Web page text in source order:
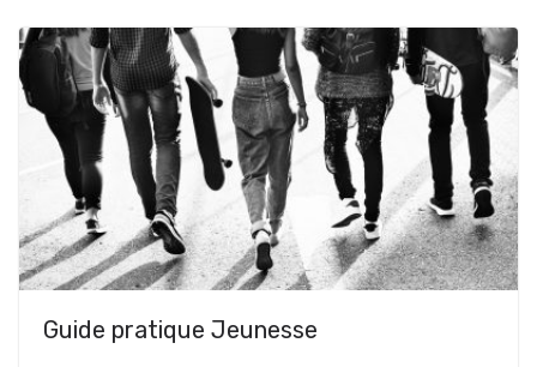
Guide pratique Jeunesse